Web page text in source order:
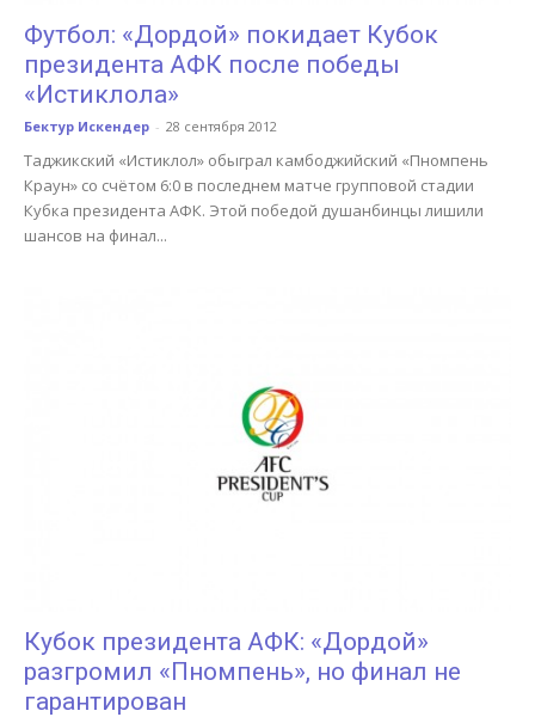
Футбол: «Дордой» покидает Кубок
президента АФК после победы
«Истиклола»
Бектур Искендер - 28 сентября 2012
Таджикский «Истиклол» обыграл камбоджийский «Пномпень
Краун» со счётом 6:0 в последнем матче групповой стадии
Кубка президента АФК. Этой победой душанбинцы лишили
шансов на финал...
Кубок президента АФК: «Дордой»
разгромил «Пномпень», но финал не
гарантирован